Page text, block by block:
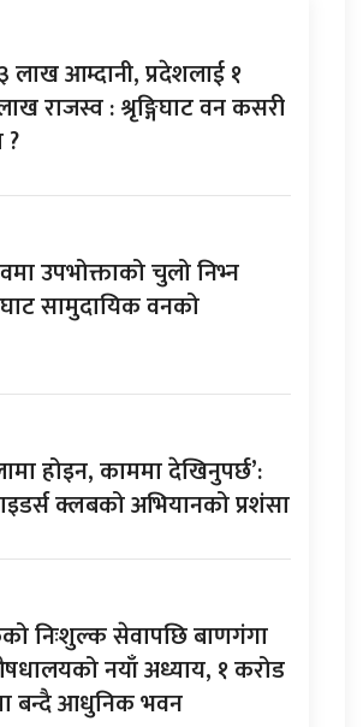
लाख आम्दानी, प्रदेशलाई १
राजस्व : श्रृङ्गिघाट वन कसरी
?
उपभोक्ताको चुलो निभ्न
सामुदायिक वनको
होइन, काममा देखिनुपर्छ’:
क्लबको अभियानको प्रशंसा
निःशुल्क सेवापछि बाणगंगा
नयाँ अध्याय, १ करोड
बन्दै आधुनिक भवन